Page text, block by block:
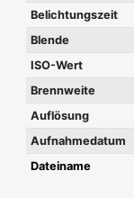
Belichtungszeit
Blende
ISO-Wert
Brennweite
Auflösung
Aufnahmedatum
Dateiname